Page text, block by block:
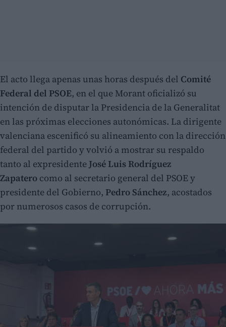
El acto llega apenas unas horas después del Comité
Federal del PSOE, en el que Morant oficializó su
intención de disputar la Presidencia de la Generalitat
en las próximas elecciones autonómicas. La dirigente
valenciana escenificó su alineamiento con la dirección
federal del partido y volvió a mostrar su respaldo
tanto al expresidenteJosé Luis Rodríguez
Zapatero como al secretario general del PSOE y
presidente del Gobierno, Pedro Sánchez, acostados
por numerosos casos de corrupción.